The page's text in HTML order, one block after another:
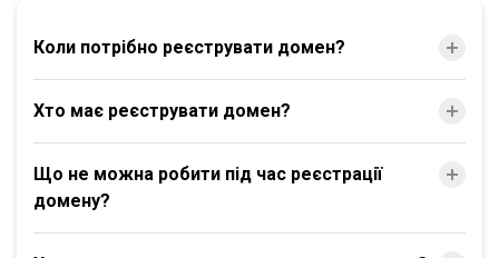
Коли потрібно реєструвати домен?
Хто має реєструвати домен?
Що не можна робити під час реєстрації
домену?